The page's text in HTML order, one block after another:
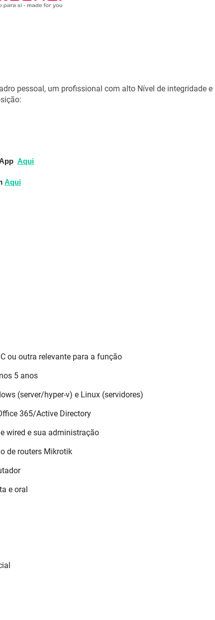
pessoal, um profissional com alto Nível de integridade e
Aqui
Aqui
ou outra relevante para a função
5 anos
(server/hyper-v) e Linux (servidores)
365/Active Directory
wired e sua administração
de routers Mikrotik
e oral